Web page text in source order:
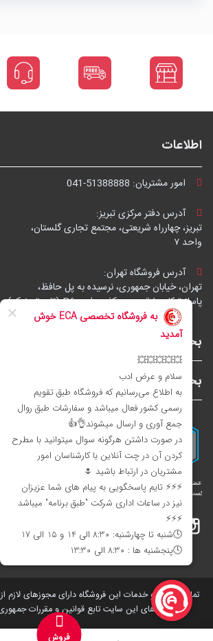
اطلاعات
امور مشتریان: 041-51388888
آدرس دفتر مرکزی تبریز:
تبریز، چهارراه شریعتی، مجتمع تجاری گلستان،
واحد ۷
آدرس فروشگاه تهران:
تهران، خیابان جمهوری، نرسیده به پل حافظ،
پاساژ توکل، طبقه زیرهمکف، واحد B6 (تاپ ترونیک)
بخش‌های فروشگاه
بخش‌های سایت
اینستاگرام
تمامی کالاها و خدمات این فروشگاه دارای مجوز‌های لازم
و فعالیت های این سایت تابع قوانین و مقررات
فروش